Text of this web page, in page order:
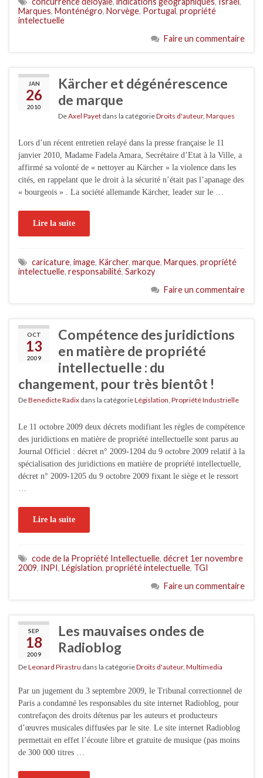
Marques, Monténégro, Norvège, Portugal, propriété
intelectuelle
Faire un commentaire
JAN
26
2010
Kärcher et dégénérescence
de marque
DeAxel Payet dans la catégorieDroits d'auteur, Marques
Lors d’un récent entretien relayé dans la presse française le 11
janvier 2010, Madame Fadela Amara, Secrétaire d’Etat à la Ville, a
affirmé sa volonté de « nettoyer au Kärcher » la violence dans les
cités, en rappelant que le droit à la sécurité n’était pas l’apanage des
« bourgeois » . La société allemande Kärcher, leader sur le …
Lire la suite
caricature, image, Kärcher, marque, Marques, propriété
intelectuelle, responsabilité, Sarkozy
Faire un commentaire
OCT
13
2009
Compétence des juridictions
en matière de propriété
intellectuelle : du
changement, pour très bientôt !
DeBenedicte Radix dans la catégorieLégislation Propriété Industrielle
Le 11 octobre 2009 deux décrets modifiant les règles de compétence
des juridictions en matière de propriété intellectuelle sont parus au
Journal Officiel : décret n° 2009-1204 du 9 octobre 2009 relatif à la
spécialisation des juridictions en matière de propriété intellectuelle,
décret n° 2009-1205 du 9 octobre 2009 fixant le siège et le ressort
Lire la suite
code de la Propriété Intellectuelle, décret 1er novembre
2009, INPI, Législation, propriété intelectuelle, TGI
Faire un commentaire
SEP
18
2009
Les mauvaises ondes de
Radioblog
DeLeonard Pirastru dans la catégorieDroits d'auteur, Multimedia
Par un jugement du 3 septembre 2009, le Tribunal correctionnel de
Paris a condamné les responsables du site internet Radioblog, pour
contrefaçon des droits détenus par les auteurs et producteurs
d’œuvres musicales diffusées par le site. Le site internet Radioblog
permettait en effet l’écoute libre et gratuite de musique (pas moins
de 300 000 titres …